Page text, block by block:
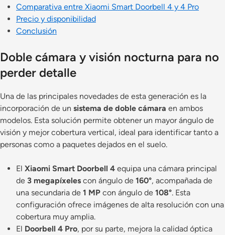
Comparativa entre Xiaomi Smart Doorbell 4 y 4 Pro
Precio y disponibilidad
Conclusión
Doble cámara y visión nocturna para no
perder detalle
Una de las principales novedades de esta generación es la
incorporación de un sistema de doble cámara en ambos
modelos. Esta solución permite obtener un mayor ángulo de
visión y mejor cobertura vertical, ideal para identificar tanto a
personas como a paquetes dejados en el suelo.
El Xiaomi Smart Doorbell 4 equipa una cámara principal
de 3 megapíxeles con ángulo de 160°, acompañada de
una secundaria de 1 MP con ángulo de 108°. Esta
configuración ofrece imágenes de alta resolución con una
cobertura muy amplia.
El Doorbell 4 Pro, por su parte, mejora la calidad óptica